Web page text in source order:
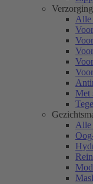
Alle
Met
Alle